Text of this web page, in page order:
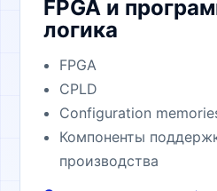
FPGA и
логика
FPGA
CPLD
Configuration
Компоненты
производства